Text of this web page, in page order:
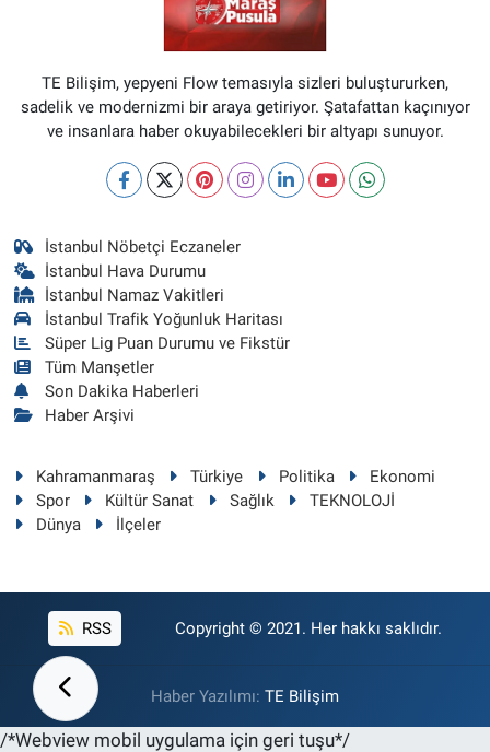
TE Bilişim, yepyeni Flow temasıyla sizleri buluştururken,
sadelik ve modernizmi bir araya getiriyor. Şatafattan kaçınıyor
ve insanlara haber okuyabilecekleri bir altyapı sunuyor.
İstanbul Nöbetçi Eczaneler
İstanbul Hava Durumu
İstanbul Namaz Vakitleri
İstanbul Trafik Yoğunluk Haritası
Süper Lig Puan Durumu ve Fikstür
Tüm Manşetler
Son Dakika Haberleri
Haber Arşivi
Kahramanmaraş Türkiye Politika
Ekonomi
Spor
Kültür Sanat Sağlık
TEKNOLOJİ
Dünya
İlçeler
RSS Copyright © 2021. Her hakkı saklıdır.
Haber Yazılımı: TE Bilişim
/*Webview mobil uygulama için geri tuşu*/